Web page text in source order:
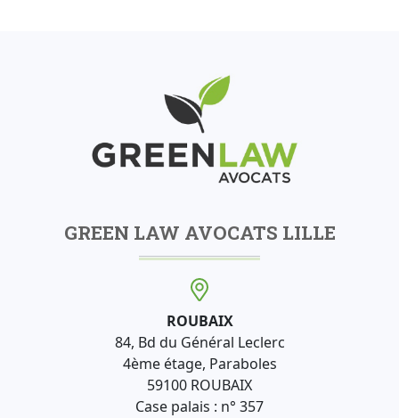
GREEN LAW AVOCATS LILLE
ROUBAIX
84, Bd du Général Leclerc
4ème étage, Paraboles
59100 ROUBAIX
Case palais : n° 357